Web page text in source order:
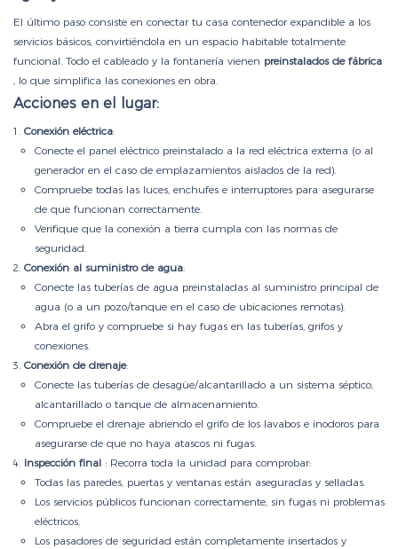
El último paso consiste en conectar tu casa contenedor expandible a los
servicios básicos, convirtiéndola en un espacio habitable totalmente
funcional. Todo el cableado y la fontanería vienen preinstalados de fábrica
, lo que simplifica las conexiones en obra.
Acciones en el lugar:
Conexión eléctrica:
Conecte el panel eléctrico preinstalado a la red eléctrica externa (o al
generador en el caso de emplazamientos aislados de la red).
Compruebe todas las luces, enchufes e interruptores para asegurarse
de que funcionan correctamente.
Verifique que la conexión a tierra cumpla con las normas de
seguridad.
Conexión al suministro de agua:
Conecte las tuberías de agua preinstaladas al suministro principal de
agua (o a un pozo/tanque en el caso de ubicaciones remotas).
Abra el grifo y compruebe si hay fugas en las tuberías, grifos y
conexiones.
Conexión de drenaje:
Conecte las tuberías de desagüe/alcantarillado a un sistema séptico,
alcantarillado o tanque de almacenamiento.
Compruebe el drenaje abriendo el grifo de los lavabos e inodoros para
asegurarse de que no haya atascos ni fugas.
Inspección final : Recorra toda la unidad para comprobar:
Todas las paredes, puertas y ventanas están aseguradas y selladas.
Los servicios públicos funcionan correctamente, sin fugas ni problemas
eléctricos.
Los pasadores de seguridad están completamente insertados y